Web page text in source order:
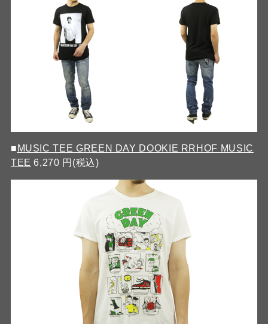
■ MUSIC TEE GREEN DAY DOOKIE RRHOF MUSIC
TEE 6,270 円(税込)